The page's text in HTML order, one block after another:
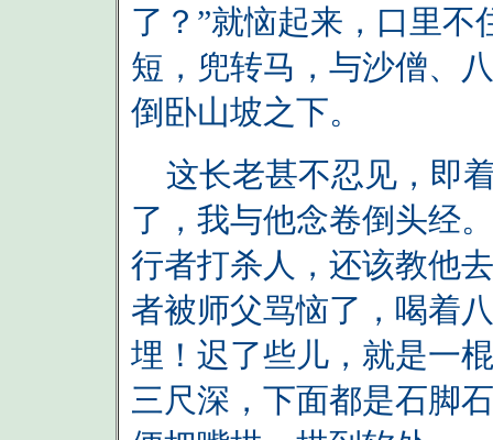
了？”就恼起来，口里
短，兜转马，与沙僧、
倒卧山坡之下。
这长老甚不忍见，即
了，我与他念卷倒头经
行者打杀人，还该教他
者被师父骂恼了，喝着
埋！迟了些儿，就是一
三尺深，下面都是石脚